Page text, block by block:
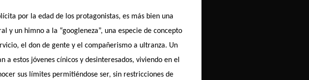
por la edad de los protagonistas, es más bien una
un himno a la “googleneza”, una especie de concepto
el don de gente y el compañerismo a ultranza. Un
a estos jóvenes cínicos y desinteresados, viviendo en el
sus límites permitiéndose ser, sin restricciones de